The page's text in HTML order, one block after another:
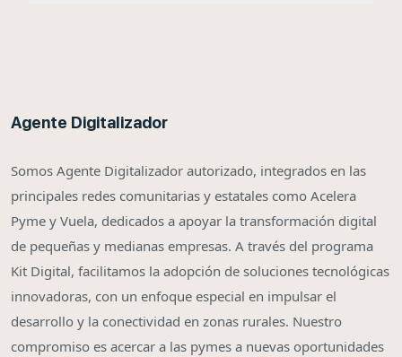
Agente Digitalizador
Somos Agente Digitalizador autorizado, integrados en las
principales redes comunitarias y estatales como Acelera
Pyme y Vuela, dedicados a apoyar la transformación digital
de pequeñas y medianas empresas. A través del programa
Kit Digital, facilitamos la adopción de soluciones tecnológicas
innovadoras, con un enfoque especial en impulsar el
desarrollo y la conectividad en zonas rurales. Nuestro
compromiso es acercar a las pymes a nuevas oportunidades